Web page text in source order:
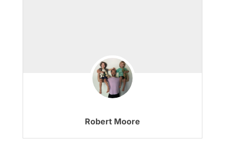
Robert Moore